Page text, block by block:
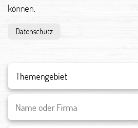
können.
Datenschutz